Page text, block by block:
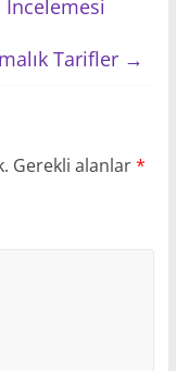
Tarifler →
Gerekli alanlar*